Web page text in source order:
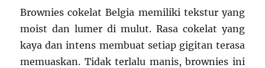
Brownies cokelat Belgia memiliki tekstur yang
moist dan lumer di mulut. Rasa cokelat yang
kaya dan intens membuat setiap gigitan terasa
memuaskan. Tidak terlalu manis, brownies ini